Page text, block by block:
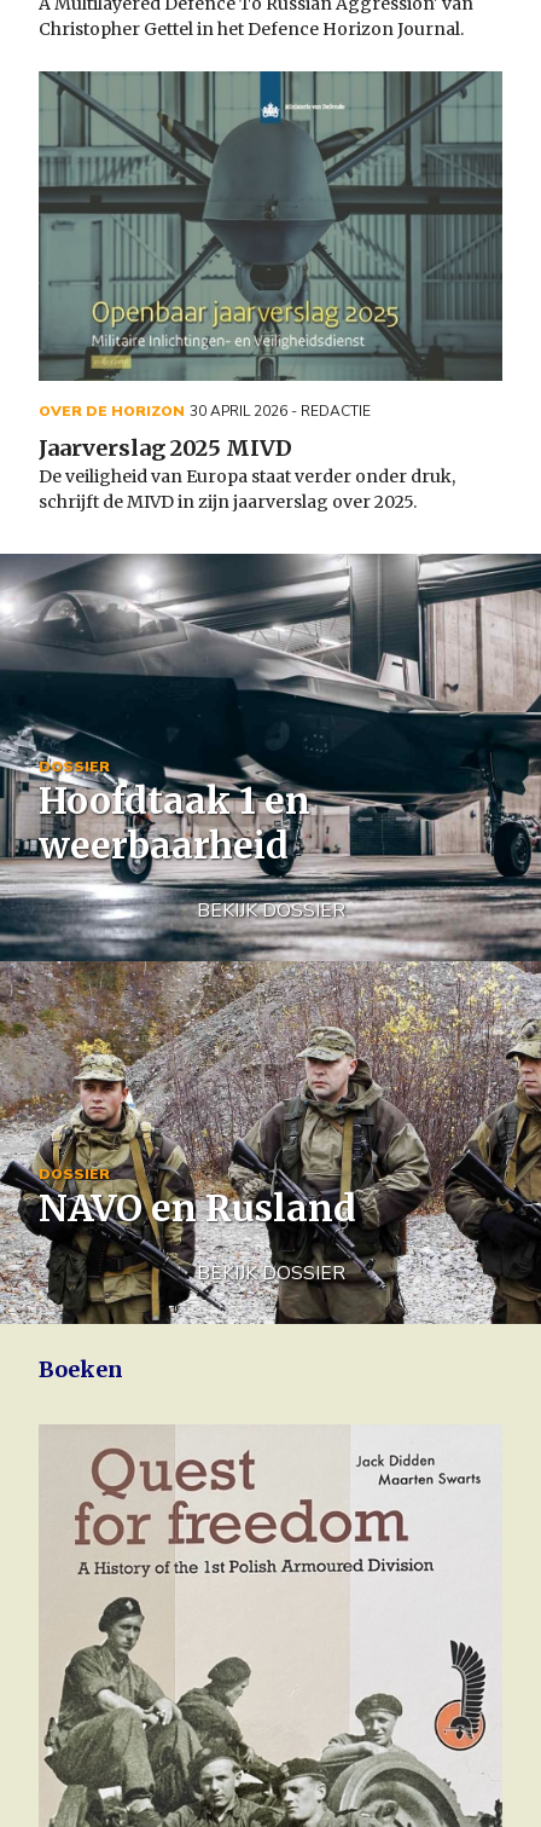
Christopher Gettel in het Defence Horizon Journal.
OVER DE HORIZON 30 APRIL 2026- REDACTIE
Jaarverslag 2025 MIVD
De veiligheid van Europa staat verder onder druk,
schrijft de MIVD in zijn jaarverslag over 2025.
Image
DOSSIER
Hoofdtaak 1 en
weerbaarheid
BEKIJK DOSSIER
Image
DOSSIER
NAVO en Rusland
BEKIJK DOSSIER
Boeken